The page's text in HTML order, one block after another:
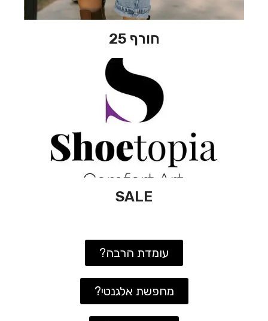
חורף 25
SALE
עומדת הרבה?
מחפשת אלגנטי?